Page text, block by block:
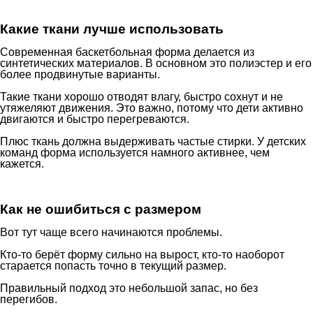
Какие ткани лучше использовать
Современная баскетбольная форма делается из
синтетических материалов. В основном это полиэстер и его
более продвинутые варианты.
Такие ткани хорошо отводят влагу, быстро сохнут и не
утяжеляют движения. Это важно, потому что дети активно
двигаются и быстро перегреваются.
Плюс ткань должна выдерживать частые стирки. У детских
команд форма используется намного активнее, чем
кажется.
Как не ошибиться с размером
Вот тут чаще всего начинаются проблемы.
Кто-то берёт форму сильно на вырост, кто-то наоборот
старается попасть точно в текущий размер.
Правильный подход это небольшой запас, но без
перегибов.